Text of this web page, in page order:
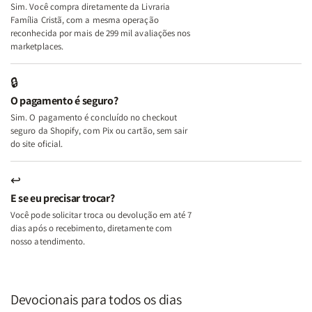
+
A
Mulher
Lar
+
A
Lar
Sim. Você compra diretamente da Livraria
Família Cristã, com a mesma operação
reconhecida por mais de 299 mil avaliações nos
marketplaces.
🔒
O pagamento é seguro?
Sim. O pagamento é concluído no checkout
seguro da Shopify, com Pix ou cartão, sem sair
do site oficial.
↩
E se eu precisar trocar?
Você pode solicitar troca ou devolução em até 7
dias após o recebimento, diretamente com
nosso atendimento.
Devocionais para todos os dias